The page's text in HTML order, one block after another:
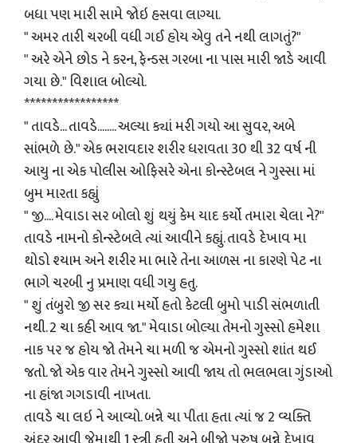
બધા પણ મારી સામે જોઇ હસવા લાગ્યા.
" અમર તારી ચરબી વધી ગઈ હોય એવુ તને નથી લાગતું?"
" અરે એને છોડ ને કરન, ફેન્ડસ ગરબા ના પાસ મારી જાડે આવી
ગયા છે." વિશાલ બોલ્યો.
*****************
" તાવડે... તાવડે........ અલ્યા ક્યાં મરી ગયો આ સુવર, અબે
સાંભળે છે." એક ભરાવદાર શરીર ધરાવતા 30 થી 32 વર્ષ ની
આયુ ના એક પોલીસ ઓફિસરે એના કોન્સ્ટેબલ ને ગુસ્સા માં
બુમ મારતા કહ્યું
" જી.... મેવાડા સર બોલો શું થયું કેમ યાદ કર્યો તમારા ચેલા ને?"
તાવડે નામનો કોન્સ્ટેબલે ત્યાં આવીને કહ્યું. તાવડે દેખાવ મા
થોડો શ્યામ અને શરીર મા ભારે તેના આળસ ના કારણે પેટ ના
ભાગે ચરબી નુ પ્રમાણ વધી ગયુ હતુ.
" શું તંબુરો જી સર ક્યા મર્યો હતો કેટલી બુમો પાડી સંભળાતી
નથી. 2 ચા કહી આવ જા." મેવાડા બોલ્યા તેમનો ગુસ્સો હમેશા
નાક પર જ હોય જો તેમને ચા મળી જ એમનો ગુસ્સો શાંત થઈ
જતો. જો એક વાર તેમને ગુસ્સો આવી જાય તો ભલભલા ગુંડાઓ
ના હાંજા ગગડાવી નાખતા.
તાવડે ચા લઇ ને આવ્યો. બન્ને ચા પીતા હતા ત્યાં જ 2 વ્યક્તિ